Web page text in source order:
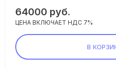
64000 руб.
ЦЕНА ВКЛЮЧАЕТ НДС 7%
В